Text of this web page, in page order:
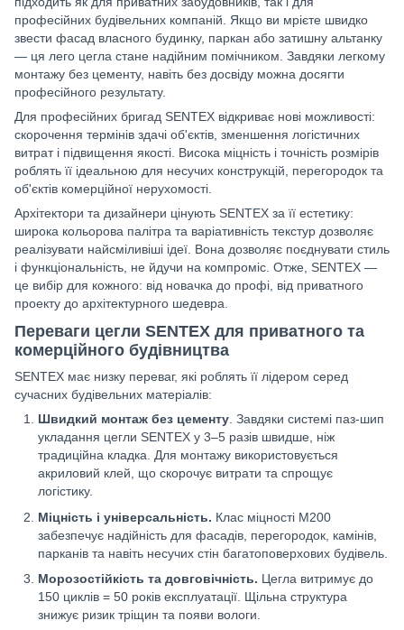
професійних будівельних компаній. Якщо ви мрієте швидко
звести фасад власного будинку, паркан або затишну альтанку
— ця лего цегла стане надійним помічником. Завдяки легкому
монтажу без цементу, навіть без досвіду можна досягти
професійного результату.
Для професійних бригад SENTEX відкриває нові можливості:
скорочення термінів здачі об'єктів, зменшення логістичних
витрат і підвищення якості. Висока міцність і точність розмірів
роблять її ідеальною для несучих конструкцій, перегородок та
об'єктів комерційної нерухомості.
Архітектори та дизайнери цінують SENTEX за її естетику:
широка кольорова палітра та варіативність текстур дозволяє
реалізувати найсміливіші ідеї. Вона дозволяє поєднувати стиль
і функціональність, не йдучи на компроміс. Отже, SENTEX —
це вибір для кожного: від новачка до профі, від приватного
проекту до архітектурного шедевра.
Переваги цегли SENTEX для приватного та
комерційного будівництва
SENTEX має низку переваг, які роблять її лідером серед
сучасних будівельних матеріалів:
Швидкий монтаж без цементу. Завдяки системі паз-шип
укладання цегли SENTEX у 3–5 разів швидше, ніж
традиційна кладка. Для монтажу використовується
акриловий клей, що скорочує витрати та спрощує
логістику.
Міцність і універсальність. Клас міцності М200
забезпечує надійність для фасадів, перегородок, камінів,
парканів та навіть несучих стін багатоповерхових будівель.
Морозостійкість та довговічність. Цегла витримує до
150 циклів = 50 років експлуатації. Щільна структура
знижує ризик тріщин та появи вологи.